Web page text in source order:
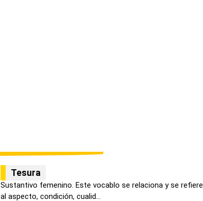
Tesura
Sustantivo femenino. Este vocablo se relaciona y se refiere
al aspecto, condición, cualid...